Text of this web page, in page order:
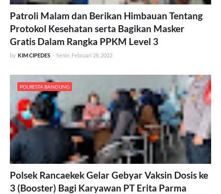
Patroli Malam dan Berikan Himbauan Tentang
Protokol Kesehatan serta Bagikan Masker
Gratis Dalam Rangka PPKM Level 3
by KIM CIPEDES - Senin, Februari 28, 2022
POLRESTA BANDUNG
Polsek Rancaekek Gelar Gebyar Vaksin Dosis ke
3 (Booster) Bagi Karyawan PT Erita Parma